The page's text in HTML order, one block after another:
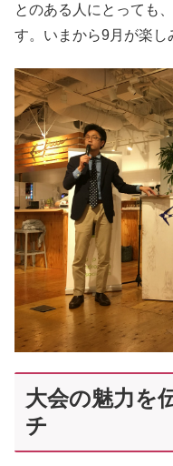
とのある人にとっても
す。いまから9月が楽し
大会の魅力を
チ